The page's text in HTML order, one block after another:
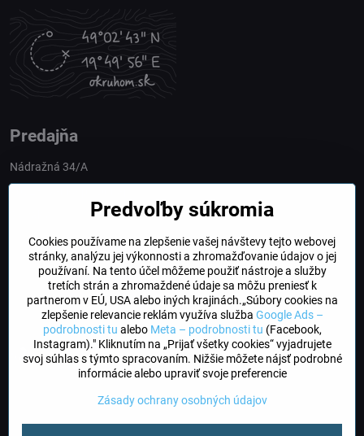
Predajňa
Nádražná 34/A
obchod​@northline​.sk
Otváracie hodiny
PO, UT, STR, ŠT: 9.00 - 17.00
PIA: 8.00 - 16.00
DogFriendly
Psíky sú u nás vítané
©2026Copyright
Predvoľby súkromia
Cookies používame na zlepšenie vašej návštevy tejto webovej
stránky, analýzu jej výkonnosti a zhromažďovanie údajov o jej
používaní. Na tento účel môžeme použiť nástroje a služby
tretích strán a zhromaždené údaje sa môžu preniesť k
partnerom v EÚ, USA alebo iných krajinách.„Súbory cookies na
zlepšenie relevancie reklám využíva služba Google Ads –
podrobnosti tu alebo Meta – podrobnosti tu (Facebook,
Instagram)." Kliknutím na „Prijať všetky cookies“ vyjadrujete
svoj súhlas s týmto spracovaním. Nižšie môžete nájsť podrobné
informácie alebo upraviť svoje preferencie
Zásady ochrany osobných údajov